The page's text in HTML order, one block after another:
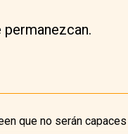
que no serán